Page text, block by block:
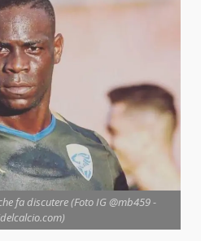
fa discutere (Foto IG @mb459 -